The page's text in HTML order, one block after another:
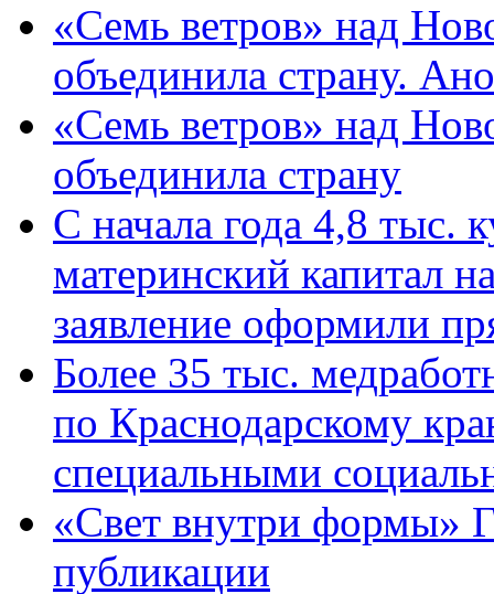
«Семь ветров» над
объединила страну.
«Семь ветров» над
объединила страну
С начала года 4,8 тыс.
материнский капитал
заявление оформили
Более 35 тыс.
по Краснодарскому
специальными
«Свет внутри формы»
публикации